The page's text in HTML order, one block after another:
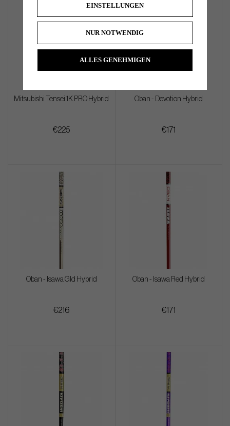
Mitsubishi Tensei 1K PRO Hybrid
€225
Oban - Devotion Hybrid
€171
Oban - Isawa Gld Hybrid
€216
Oban - Isawa Red Hybrid
€171
EINSTELLUNGEN
NUR NOTWENDIG
ALLES GENEHMIGEN